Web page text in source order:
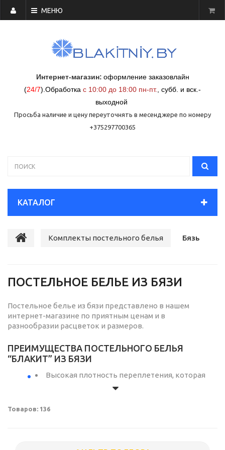
МЕНЮ
Интернет-магазин: оформление заказовлайн
(24/7) Обработка с 10:00 до 18:00 пн-пт. субб. и вск.-
выходной
Просьба наличие и цену переуточнять в месенджере по номеру
+375297700365
КАТАЛОГ
Комплекты постельного белья Бязь
ПОСТЕЛЬНОЕ БЕЛЬЕ ИЗ БЯЗИ
Постельное белье из бязи представлено в нашем
интернет-магазине по приятным ценам и в
разнообразии расцветок и размеров.
ПРЕИМУЩЕСТВА ПОСТЕЛЬНОГО БЕЛЬЯ
“БЛАКИТ” ИЗ БЯЗИ
Высокая плотность переплетения, которая
достигается за счет толщины нити и
износостойкость и равномерность оттенков
Товаров: 136